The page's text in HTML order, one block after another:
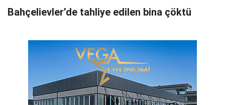
Bahçelievler’de tahliye edilen bina çöktü